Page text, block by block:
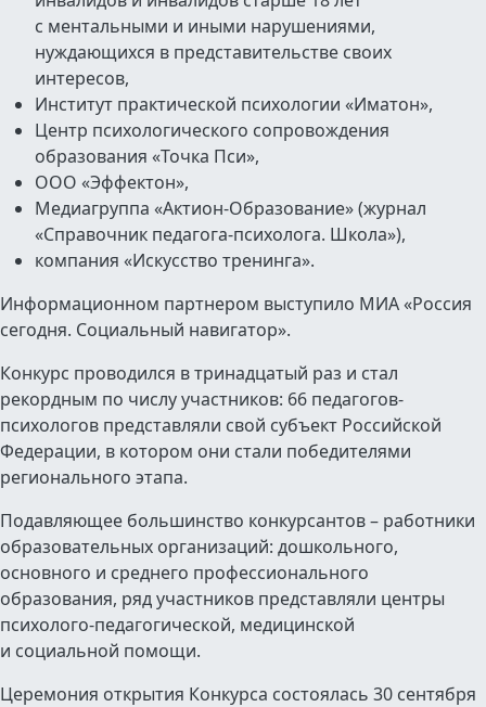
с ментальными и иными нарушениями,
нуждающихся в представительстве своих
интересов,
Институт практической психологии «Иматон»,
Центр психологического сопровождения
образования «Точка Пси»,
ООО «Эффектон»,
Медиагруппа «Актион-Образование» (журнал
«Справочник педагога-психолога. Школа»),
компания «Искусство тренинга».
Информационном партнером выступило МИА «Россия
сегодня. Социальный навигатор».
Конкурс проводился в тринадцатый раз и стал
рекордным по числу участников: 66 педагогов-
психологов представляли свой субъект Российской
Федерации, в котором они стали победителями
регионального этапа.
Подавляющее большинство конкурсантов – работники
образовательных организаций: дошкольного,
основного и среднего профессионального
образования, ряд участников представляли центры
психолого-педагогической, медицинской
и социальной помощи.
Церемония открытия Конкурса состоялась 30 сентября